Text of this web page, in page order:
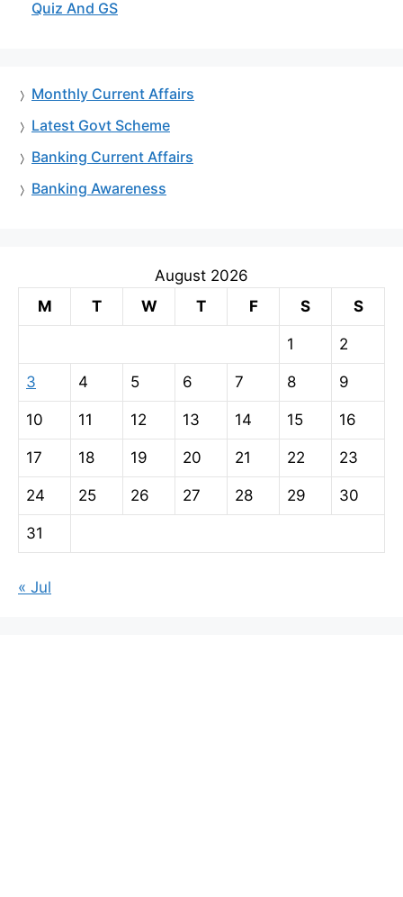
Quiz And GS
Monthly Current Affairs
Latest Govt Scheme
Banking Current Affairs
Banking Awareness
August 2026
M
T W T F S S
1 2
3 4 5 6 7 8 9
10 11 12 13 14 15 16
17 18 19 20 21 22 23
24 25 26 27 28 29 30
31
« Jul